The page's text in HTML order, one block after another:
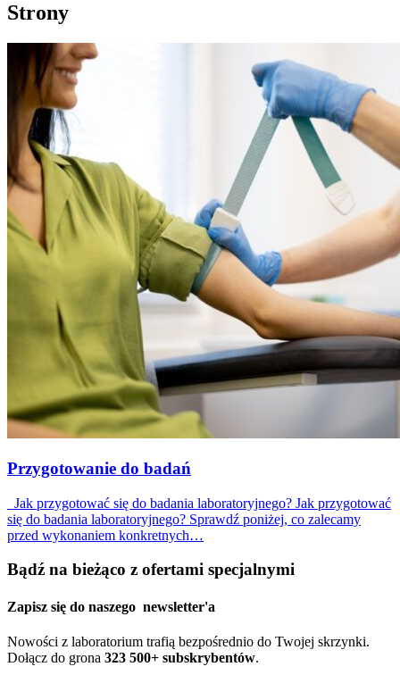
Strony
Przygotowanie do badań
Jak przygotować się do badania laboratoryjnego? Jak przygotować
się do badania laboratoryjnego? Sprawdź poniżej, co zalecamy
przed wykonaniem konkretnych…
Bądź na bieżąco z ofertami specjalnymi
Zapisz się do naszego newsletter'a
Nowości z laboratorium trafią bezpośrednio do Twojej skrzynki.
Dołącz do grona 323 500+ subskrybentów.